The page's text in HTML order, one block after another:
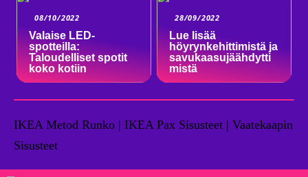
08/10/2022
Valaise LED-
spotteilla:
Taloudelliset spotit
koko kotiin
28/09/2022
Lue lisää
höyrynkehittimistä ja
savukaasujäähdytti
mistä
IKEA Metod Runko | IKEA Pax Sisusteet | Vaatekaapin
Sisusteet